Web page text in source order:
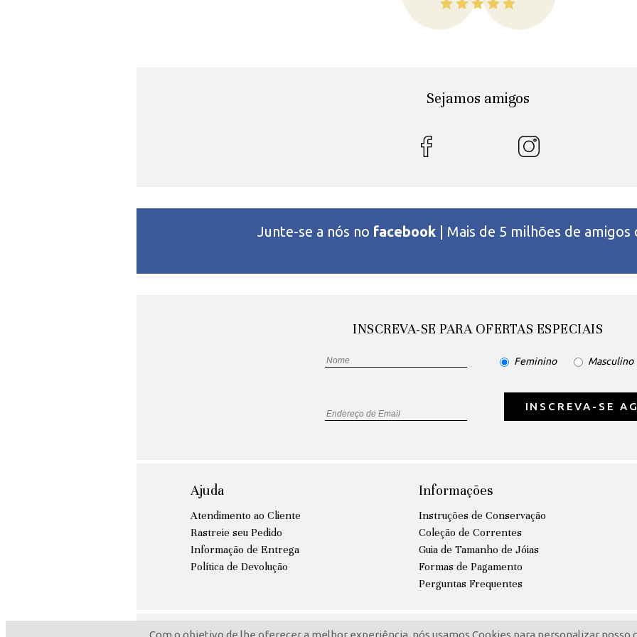
Sejamos amigos
Junte-se a nós no facebook | Mais de 5 milhões de amigos
INSCREVA-SE PARA OFERTAS ESPECIAIS
Feminino Masculino
INSCREVA-SE
Ajuda
Atendimento ao Cliente
Rastreie seu Pedido
Informação de Entrega
Política de Devolução
Informações
Instruções de Conservação
Coleção de Correntes
Guia de Tamanho de Jóias
Formas de Pagamento
Perguntas Frequentes
Com o objetivo de lhe oferecer a melhor experiência, nós usamos Cookies para personalizar nosso